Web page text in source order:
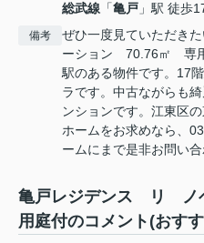
総武線 「亀戸 」駅 徒歩
備考
ぜひ一度見ていただき
ーション 70.76㎡ 専
駅のある物件です。17
ラです。中古ながらも
ンションです。江東区
ホームをお求めなら、
ームにまで是非お問い合
亀戸レジデンス リ
用庭付のコメント(おす